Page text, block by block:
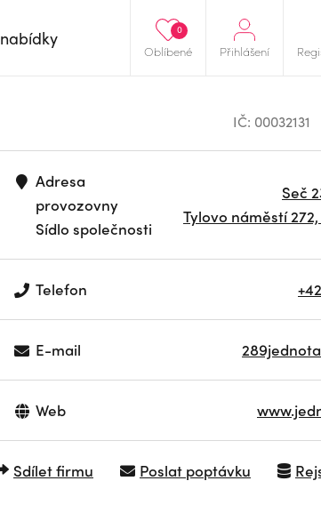
Oblíbené
0
Přihlášení
IČ: 00032131
Adresa
provozovny
Sídlo společnosti
Seč
Tylovo náměstí
Telefon
E-mail
Web
Sdílet firmu Poslat poptávku